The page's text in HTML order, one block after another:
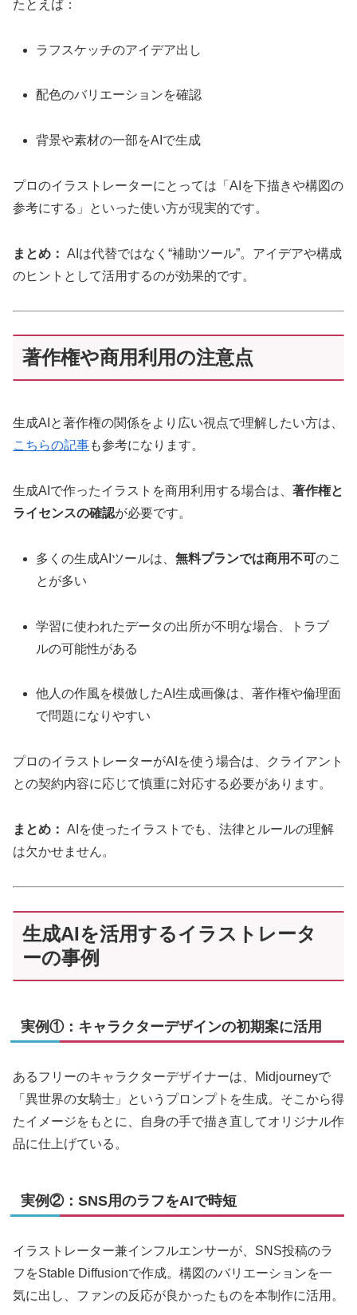
たとえば：
ラフスケッチのアイデア出し
配色のバリエーションを確認
背景や素材の一部をAIで生成
プロのイラストレーターにとっては「AIを下描きや構図の
参考にする」といった使い方が現実的です。
まとめ： AIは代替ではなく“補助ツール”。アイデアや構成
のヒントとして活用するのが効果的です。
著作権や商用利用の注意点
生成AIと著作権の関係をより広い視点で理解したい方は、
こちらの記事も参考になります。
生成AIで作ったイラストを商用利用する場合は、 著作権と
ライセンスの確認が必要です。
多くの生成AIツールは、無料プランでは商用不可のこ
とが多い
学習に使われたデータの出所が不明な場合、トラブ
ルの可能性がある
他人の作風を模倣したAI生成画像は、著作権や倫理面
で問題になりやすい
プロのイラストレーターがAIを使う場合は、クライアント
との契約内容に応じて慎重に対応する必要があります。
まとめ： AIを使ったイラストでも、法律とルールの理解
は欠かせません。
生成AIを活用するイラストレータ
ーの事例
実例①：キャラクターデザインの初期案に活用
あるフリーのキャラクターデザイナーは、Midjourneyで
「異世界の女騎士」というプロンプトを生成。そこから得
たイメージをもとに、自身の手で描き直してオリジナル作
品に仕上げている。
実例②：SNS用のラフをAIで時短
イラストレーター兼インフルエンサーが、SNS投稿のラ
フをStable Diffusionで作成。構図のバリエーションを一
気に出し、ファンの反応が良かったものを本制作に活用。